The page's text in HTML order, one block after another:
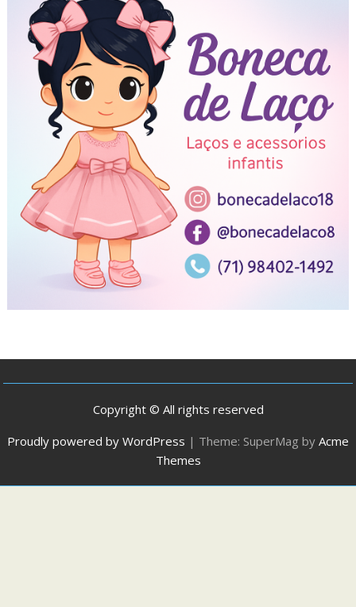
Copyright © All rights reserved
Proudly powered by WordPress | Theme: SuperMag by Acme
Themes